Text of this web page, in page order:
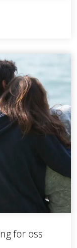
for oss